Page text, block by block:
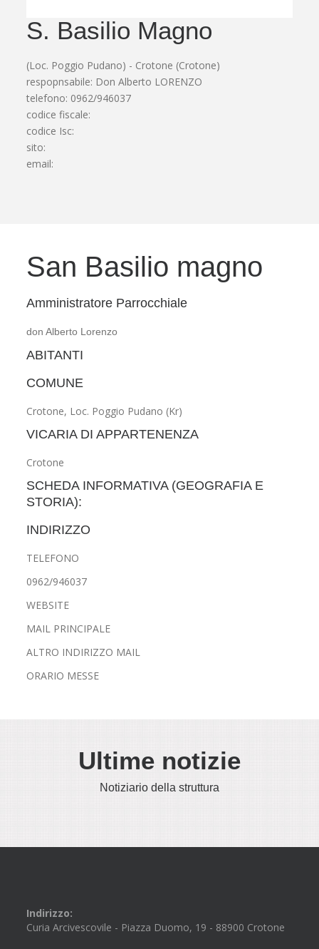
S. Basilio Magno
(Loc. Poggio Pudano) - Crotone (Crotone)
respopnsabile: Don Alberto LORENZO
telefono: 0962/946037
codice fiscale:
codice Isc:
sito:
email:
San Basilio magno
Amministratore Parrocchiale
don Alberto Lorenzo
ABITANTI
COMUNE
Crotone, Loc. Poggio Pudano (Kr)
VICARIA DI APPARTENENZA
Crotone
SCHEDA INFORMATIVA (GEOGRAFIA E
STORIA):
INDIRIZZO
TELEFONO
0962/946037
WEBSITE
MAIL PRINCIPALE
ALTRO INDIRIZZO MAIL
ORARIO MESSE
Ultime notizie
Notiziario della struttura
Indirizzo:
Curia Arcivescovile - Piazza Duomo, 19 - 88900 Crotone